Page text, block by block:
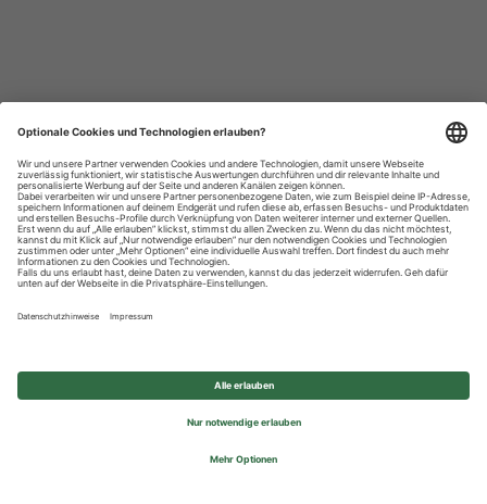
Datenschutzhinweise
Impressum
Privatsphäre-Einstellungen
© 2026 REWE Group - All rights reserved